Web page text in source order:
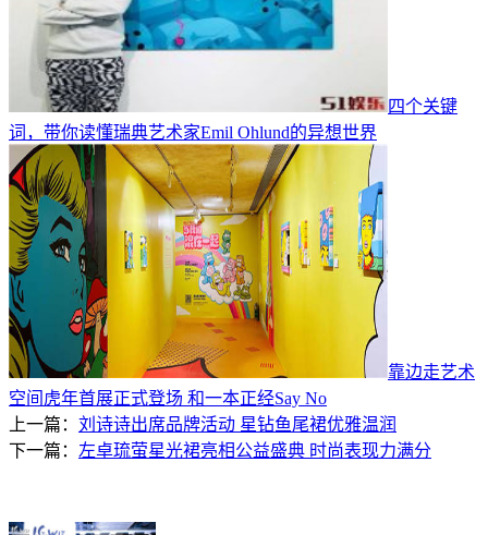
四个关键
词，带你读懂瑞典艺术家Emil Ohlund的异想世界
靠边走艺术
空间虎年首展正式登场 和一本正经Say No
上一篇： 刘诗诗出席品牌活动 星钻鱼尾裙优雅温润
下一篇： 左卓琉萤星光裙亮相公益盛典 时尚表现力满分